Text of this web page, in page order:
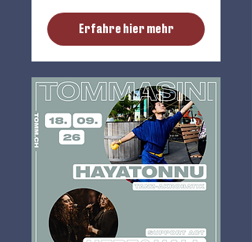
Erfahre hier mehr